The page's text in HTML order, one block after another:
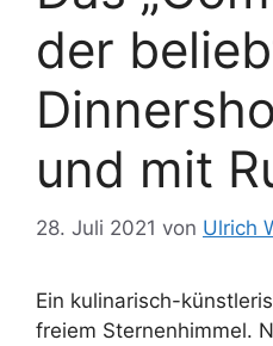
der
und mit
28. Juli 2021 von Ulrich
Ein kulinarisch-
freiem Sternenhimmel.